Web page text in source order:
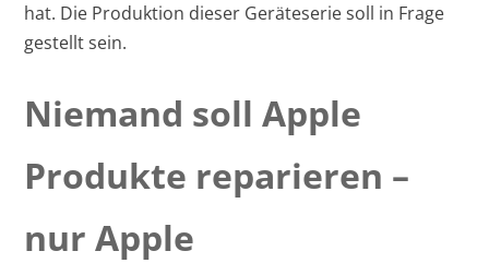
hat. Die Produktion dieser Geräteserie soll in Frage
gestellt sein.
Niemand soll Apple
Produkte reparieren –
nur Apple